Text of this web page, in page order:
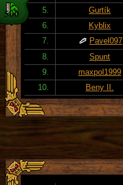
5.
Gurtík
6.
Kyblix
7.
Pavel097
8.
Spunt
9.
maxpol1999
10.
Beny II.